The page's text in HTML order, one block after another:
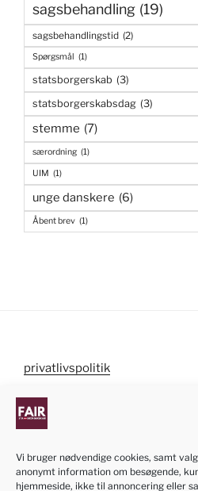
Vi bruger nødvendige cookies, samt
anonymt information om besøgende,
hjemmeside, ikke til annoncering eller
sagsbehandling (19)
sagsbehandlingstid (2)
Spørgsmål (1)
statsborgerskab (3)
statsborgerskabsdag (3)
stemme (7)
særordning (1)
UIM (1)
unge danskere (6)
Åbent brev (1)
privatlivspolitik
cookiepolitik
NB! Informationen om